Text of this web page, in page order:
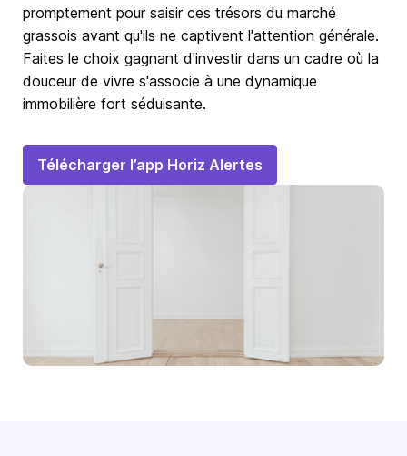
promptement pour saisir ces trésors du marché
grassois avant qu'ils ne captivent l'attention générale.
Faites le choix gagnant d'investir dans un cadre où la
douceur de vivre s'associe à une dynamique
immobilière fort séduisante.
Télécharger l’app Horiz Alertes